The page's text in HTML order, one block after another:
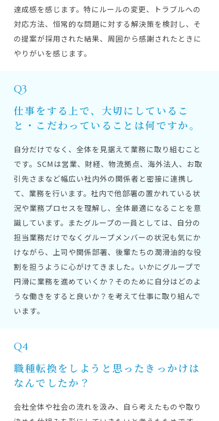
達成感を感じます。特にルールの変更、トラブルへの
対応方法、恒常的な問題に対する解決策を検討し、そ
の提案が採用された結果、周囲から感謝されたときに
やりがいを感じます。
Q3
仕事をする上で、大切にしているこ
と・こだわっていることは何ですか。
自分だけでなく、全体を見据えて業務に取り組むこと
です。SCMは営業、財経、物流拠点、海外法人、お取
引先さまなど幅広い社内外の関係者と密接に連携し
て、業務を行います。社内で他部署の置かれている状
況や業務プロセスを理解し、全体最適になることを意
識しています。またグループの一員としては、自分の
担当業務だけでなくグループメンバーの状況も気にか
けながら、上司や関係部署、後輩たちの潤滑油的な役
割を担うように心がけてきました。いかにグループで
円滑に業務を進めていくか？そのために自分はどのよ
うな働きをすると良いか？を考えて仕事に取り組んで
います。
Q4
職種転換をしようと思ったきっかけは
なんでしたか？
会社全体や社会の流れを汲み、自ら考えたものや取り